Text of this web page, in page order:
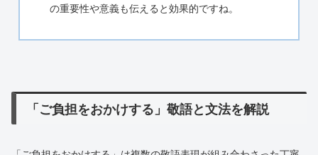
の重要性や意義も伝えると効果的ですね。
「ご負担をおかけする」敬語と文法を解説